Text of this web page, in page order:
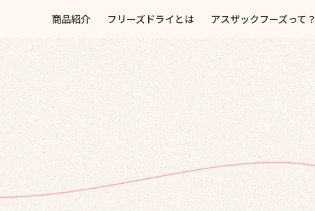
商品紹介 フリーズドライとは アスザックフーズって？